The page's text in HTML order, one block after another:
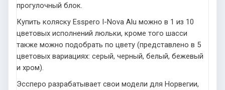
прогулочный блок.
Купить коляску Esspero I-Nova Alu можно в 1 из 10
цветовых исполнений люльки, кроме того шасси
также можно подобрать по цвету (представлено в 5
цветовых вариациях: серый, черный, белый, бежевый
и хром).
Эссперо разрабатывает свои модели для Норвегии,